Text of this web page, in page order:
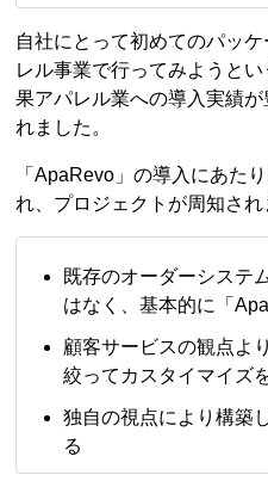
自社にとって初めてのパッ
レル事業で行ってみようと
果アパレル業への導入実績
れました。
「ApaRevo」の導入にあた
れ、プロジェクトが周知され
既存のオーダーシステ
はなく、基本的に「
顧客サービスの観点よ
絞ってカスタイマイズ
独自の視点により構築
る